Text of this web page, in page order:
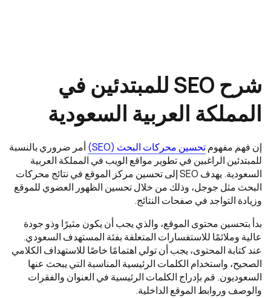
شرح SEO للمبتدئين في
المملكة العربية السعودية
إن فهم مفهومتحسين محركات البحث (SEO)
أمر ضروري بالنسبة
للمبتدئين الراغبين في تطوير مواقع الويب في المملكة العربية
السعودية. يهدف SEO إلى تحسين مركز الموقع في نتائج محركات
البحث مثل جوجل، وذلك من خلال تحسين الظهور العضوي للموقع
وزيادة التواجد في صفحات النتائج.
بدأ بتحسين محتوى الموقع، والذي يجب أن يكون مثيرًا وذو جودة
عالية وملائمًا للاستفسارات المتعلقة بفئة المستهدف السعودي.
عند كتابة المحتوى، يجب أن تولي اهتمامًا خاصًا للاستهداف الكلامي
الصحيح، واستخدام الكلمات الرئيسية المناسبة التي يبحث عنها
السعوديون. قم بإدراج الكلمات الرئيسية في العنوان والفقرات
والوصف وروابط الموقع الداخلية.